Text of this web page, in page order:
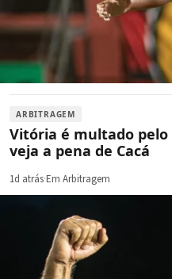
ARBITRAGEM
Vitória é multado pelo
veja a pena de Cacá
1d atrás·Em Arbitragem